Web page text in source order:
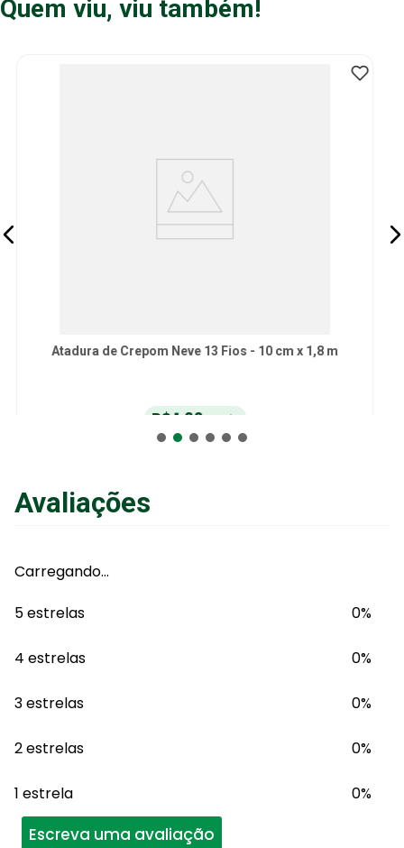
Quem viu, viu também!
Atadura de Crepom Tipo Cysne 13 Fios Cremer - 20cm x
R$4,56no Pix
ou R$ 4,80 em até
Avaliações
Carregando…
5 estrelas
0%
4 estrelas 0%
3 estrelas 0%
2 estrelas 0%
1 estrela 0%
Escreva uma avaliação